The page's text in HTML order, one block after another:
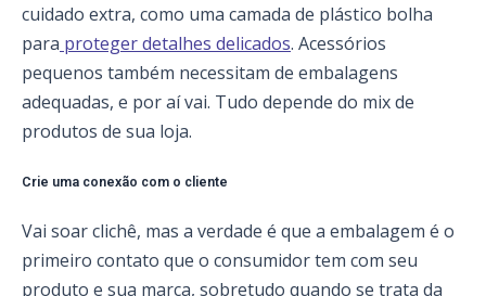
cuidado extra, como uma camada de plástico bolha
para proteger detalhes delicados. Acessórios
pequenos também necessitam de embalagens
adequadas, e por aí vai. Tudo depende do mix de
produtos de sua loja.
Crie uma conexão com o cliente
Vai soar clichê, mas a verdade é que a embalagem é o
primeiro contato que o consumidor tem com seu
produto e sua marca, sobretudo quando se trata da